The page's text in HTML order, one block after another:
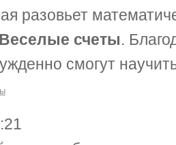
разовьет
Веселые счеты.
смогут
— настольная игра